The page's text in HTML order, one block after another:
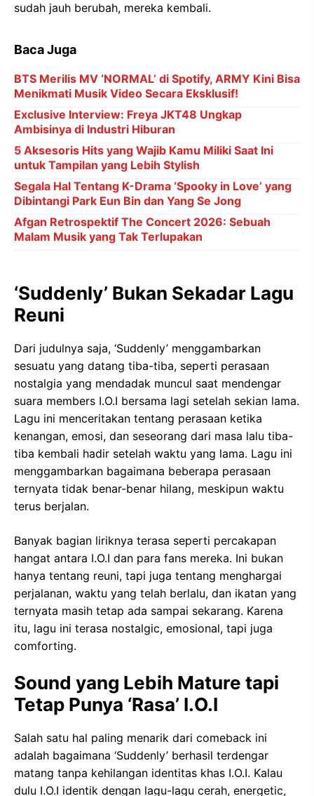
sudah jauh berubah, mereka kembali.
Baca Juga
BTS Merilis MV ‘NORMAL’ di Spotify, ARMY Kini Bisa
Menikmati Musik Video Secara Eksklusif!
Exclusive Interview: Freya JKT48 Ungkap
Ambisinya di Industri Hiburan
5 Aksesoris Hits yang Wajib Kamu Miliki Saat Ini
untuk Tampilan yang Lebih Stylish
Segala Hal Tentang K-Drama ‘Spooky in Love’ yang
Dibintangi Park Eun Bin dan Yang Se Jong
Afgan Retrospektif The Concert 2026: Sebuah
Malam Musik yang Tak Terlupakan
‘Suddenly’ Bukan Sekadar Lagu
Reuni
Dari judulnya saja, ‘Suddenly’ menggambarkan
sesuatu yang datang tiba-tiba, seperti perasaan
nostalgia yang mendadak muncul saat mendengar
suara members I.O.I bersama lagi setelah sekian lama.
Lagu ini menceritakan tentang perasaan ketika
kenangan, emosi, dan seseorang dari masa lalu tiba-
tiba kembali hadir setelah waktu yang lama. Lagu ini
menggambarkan bagaimana beberapa perasaan
ternyata tidak benar-benar hilang, meskipun waktu
terus berjalan.
Banyak bagian liriknya terasa seperti percakapan
hangat antara I.O.I dan para fans mereka. Ini bukan
hanya tentang reuni, tapi juga tentang menghargai
perjalanan, waktu yang telah berlalu, dan ikatan yang
ternyata masih tetap ada sampai sekarang. Karena
itu, lagu ini terasa nostalgic, emosional, tapi juga
comforting.
Sound yang Lebih Mature tapi
Tetap Punya ‘Rasa’ I.O.I
Salah satu hal paling menarik dari comeback ini
adalah bagaimana ‘Suddenly’ berhasil terdengar
matang tanpa kehilangan identitas khas I.O.I. Kalau
dulu I.O.I identik dengan lagu-lagu cerah, energetic,